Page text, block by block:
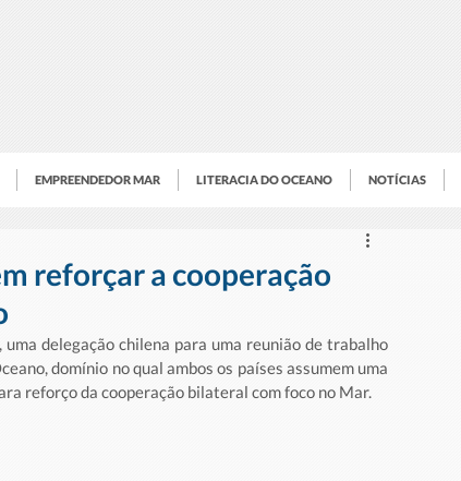
EMPREENDEDOR MAR LITERACIA DO OCEANO NOTÍCIAS
reforçar a cooperação
delegação chilena para uma reunião de trabalho
domínio no qual ambos os países assumem uma
reforço da cooperação bilateral com foco no Mar.